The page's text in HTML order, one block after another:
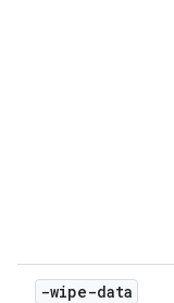
-wipe-data